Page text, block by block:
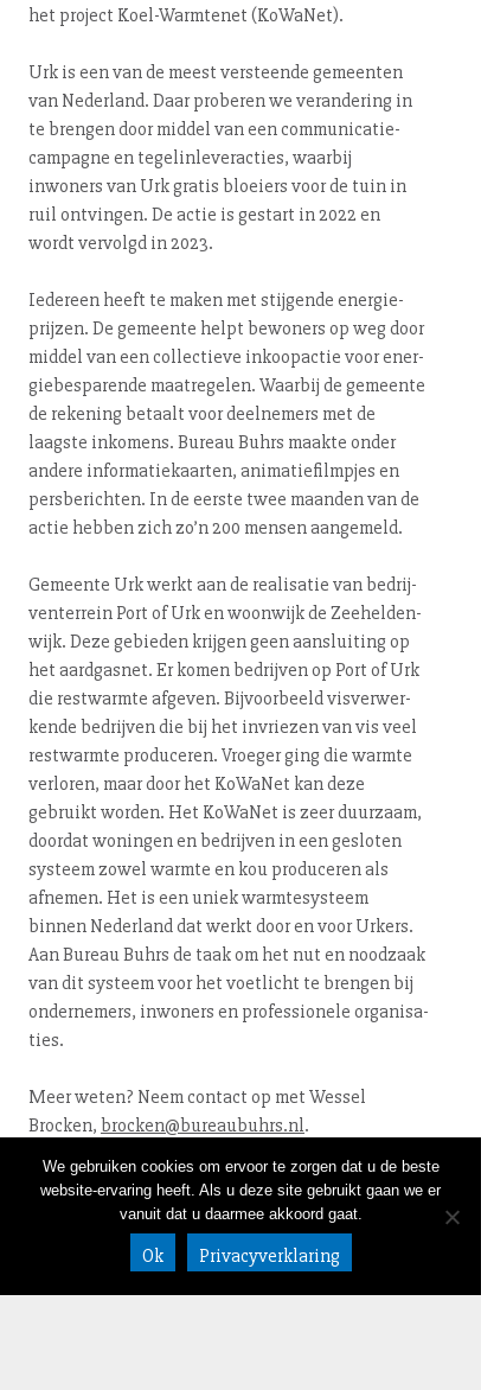
het project Koel-Warm­te­net (KoWaNet).
Urk is een van de meest versteende gemeenten
van Nederland. Daar proberen we verandering in
te brengen door middel van een com­mu­ni­ca­tie­
cam­pag­ne en te­ge­lin­le­ver­ac­ties, waarbij
inwoners van Urk gratis bloeiers voor de tuin in
ruil ontvingen. De actie is gestart in 2022 en
wordt vervolgd in 2023.
Iedereen heeft te maken met stijgende ener­gie­
prij­zen. De gemeente helpt bewoners op weg door
middel van een collectieve inkoopactie voor ener­
gie­be­spa­ren­de maatregelen. Waarbij de gemeente
de rekening betaalt voor deelnemers met de
laagste inkomens. Bureau Buhrs maakte onder
andere in­for­ma­tie­kaar­ten, ani­ma­tie­film­pjes en
pers­be­rich­ten. In de eerste twee maanden van de
actie hebben zich zo’n 200 mensen aangemeld.
Gemeente Urk werkt aan de realisatie van be­drij­
ven­ter­rein Port of Urk en woonwijk de Zee­hel­den­
wijk. Deze gebieden krijgen geen aansluiting op
het aardgasnet. Er komen bedrijven op Port of Urk
die restwarmte afgeven. Bij­voor­beeld vis­ver­wer­
ken­de bedrijven die bij het invriezen van vis veel
restwarmte produceren. Vroeger ging die warmte
verloren, maar door het KoWaNet kan deze
gebruikt worden. Het KoWaNet is zeer duurzaam,
doordat woningen en bedrijven in een gesloten
systeem zowel warmte en kou produceren als
afnemen. Het is een uniek warm­te­sys­teem
binnen Nederland dat werkt door en voor Urkers.
Aan Bureau Buhrs de taak om het nut en noodzaak
van dit systeem voor het voetlicht te brengen bij
ondernemers, inwoners en pro­fes­si­o­ne­le or­ga­ni­sa­
ties.
Meer weten? Neem contact op met Wessel
Brocken, brocken@​bureaubuhrs.​nl.
020 632 58 05
NIEUWSBRIEF LINKEDIN
CONTACT
We gebruiken cookies om ervoor te zorgen dat u de beste
website-ervaring heeft. Als u deze site gebruikt gaan we er
vanuit dat u daarmee akkoord gaat.
Ok Privacyverklaring